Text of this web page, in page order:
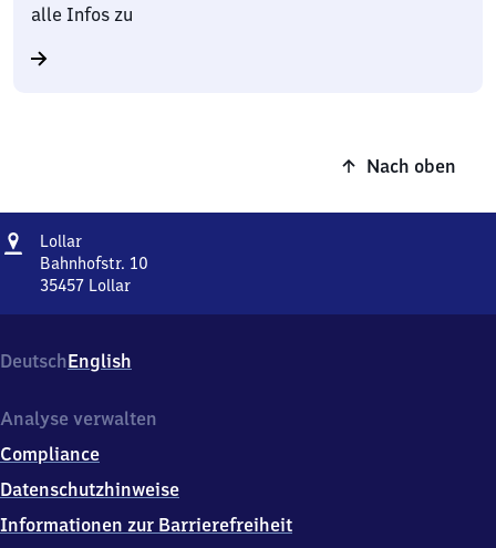
alle Infos zu
Nach oben
Adresse
LollarLollar
Bahnhofstr. 10
35457 Lollar
10,
3
4
7
Lollar
DeutschEnglish
Analyse verwalten
Compliance
Datenschutzhinweise
Informationen zur Barrierefreiheit